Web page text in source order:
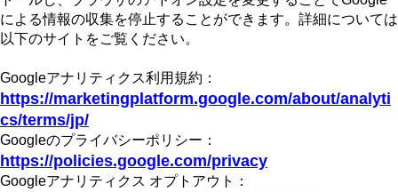
による情報の収集を停止することができます。詳細については
以下のサイトをご覧ください。
Googleアナリティクス利用規約：
https://marketingplatform.google.com/about/analyti
cs/terms/jp/
Googleのプライバシーポリシー：
https://policies.google.com/privacy
Googleアナリティクス オプトアウト：